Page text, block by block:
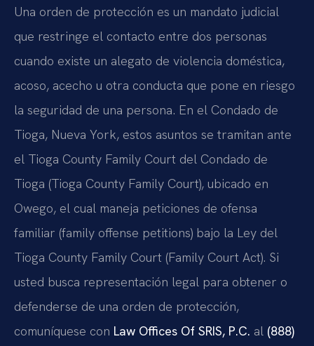
Una orden de protección es un mandato judicial
que restringe el contacto entre dos personas
cuando existe un alegato de violencia doméstica,
acoso, acecho u otra conducta que pone en riesgo
la seguridad de una persona. En el Condado de
Tioga, Nueva York, estos asuntos se tramitan ante
el Tioga County Family Court del Condado de
Tioga (Tioga County Family Court), ubicado en
Owego, el cual maneja peticiones de ofensa
familiar (family offense petitions) bajo la Ley del
Tioga County Family Court (Family Court Act). Si
usted busca representación legal para obtener o
defenderse de una orden de protección,
comuníquese con Law Offices Of SRIS, P.C. al (888)